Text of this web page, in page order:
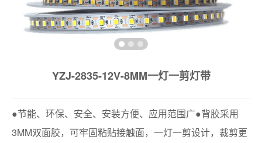
YZJ-2835-12V-8MM一灯一剪灯带
●节能、环保、安全、安装方便、应用范围广●背胶采用
3MM双面胶，可牢固粘贴接触面，一灯一剪设计，裁剪更